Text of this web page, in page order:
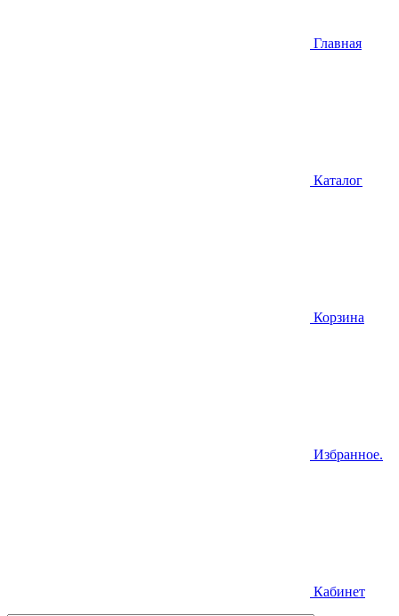
Главная
Каталог
Корзина
Избранное.
Кабинет